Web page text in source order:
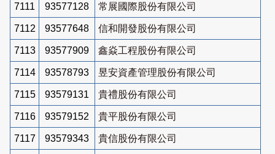
7111 93577128 常展國際股份有限公司
7112 93577648 信和開發股份有限公司
7113 93577909 鑫焱工程股份有限公司
7114 93578793 昱安資產管理股份有限公司
7115 93579131 貴禮股份有限公司
7116 93579152 貴平股份有限公司
7117 93579343 貴信股份有限公司